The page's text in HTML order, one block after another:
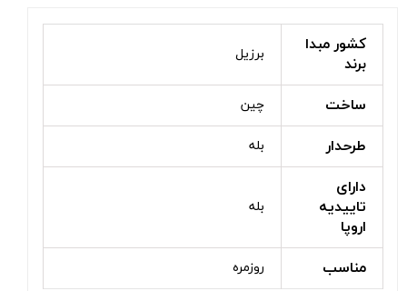
کشور مبدا
برند
برزیل
ساخت چین
طرحدار بله
دارای
تاییدیه
اروپا
بله
مناسب روزمره